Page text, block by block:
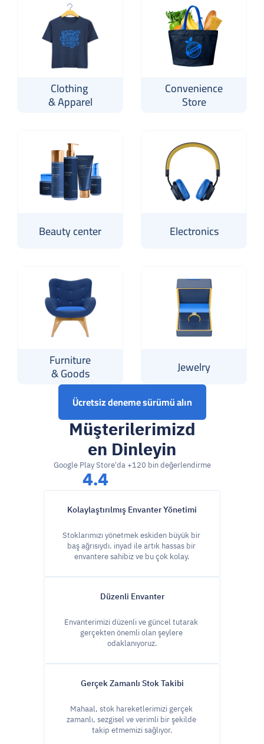
Clothing
& Apparel
Convenience
Store
Beauty center Electronics
Furniture
& Goods Jewelry
Ücretsiz deneme sürümü alın
Müşterilerimizd
en Dinleyin
Google Play Store'da +120 bin değerlendirme
4.4
Kolaylaştırılmış Envanter Yönetimi
Stoklarımızı yönetmek eskiden büyük bir
baş ağrısıydı. inyad ile artık hassas bir
envantere sahibiz ve bu çok kolay.
Düzenli Envanter
Envanterimizi düzenli ve güncel tutarak
gerçekten önemli olan şeylere
odaklanıyoruz.
Gerçek Zamanlı Stok Takibi
Mahaal, stok hareketlerimizi gerçek
zamanlı, sezgisel ve verimli bir şekilde
takip etmemizi sağlıyor.